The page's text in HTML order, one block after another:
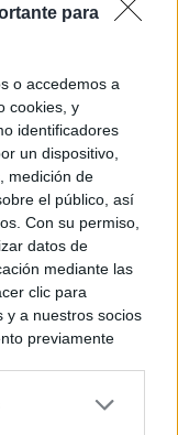
para
o accedemos a
cookies, y
identificadores
un dispositivo,
medición de
el público, así
Con su permiso,
datos de
mediante las
clic para
y a nuestros socios
previamente
que algún